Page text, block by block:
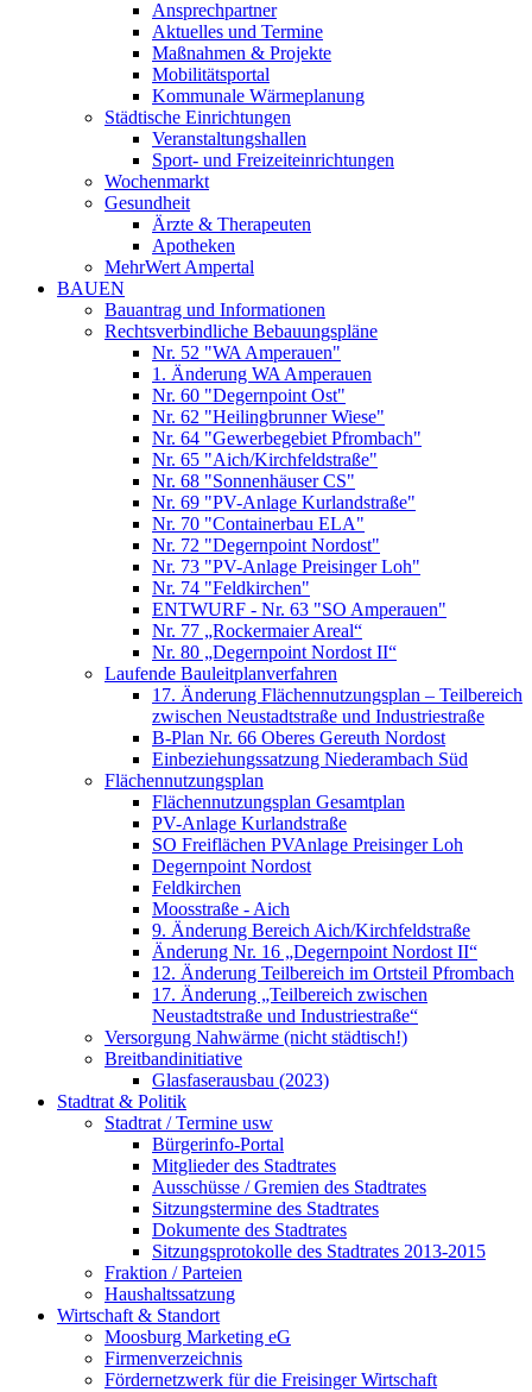
Ansprechpartner
Aktuelles und Termine
Maßnahmen & Projekte
Mobilitätsportal
Kommunale Wärmeplanung
Städtische Einrichtungen
Veranstaltungshallen
Sport- und Freizeiteinrichtungen
Wochenmarkt
Gesundheit
Ärzte & Therapeuten
Apotheken
MehrWert Ampertal
BAUEN
Bauantrag und Informationen
Rechtsverbindliche Bebauungspläne
Nr. 52 "WA Amperauen"
1. Änderung WA Amperauen
Nr. 60 "Degernpoint Ost"
Nr. 62 "Heilingbrunner Wiese"
Nr. 64 "Gewerbegebiet Pfrombach"
Nr. 65 "Aich/Kirchfeldstraße"
Nr. 68 "Sonnenhäuser CS"
Nr. 69 "PV-Anlage Kurlandstraße"
Nr. 70 "Containerbau ELA"
Nr. 72 "Degernpoint Nordost"
Nr. 73 "PV-Anlage Preisinger Loh"
Nr. 74 "Feldkirchen"
ENTWURF - Nr. 63 "SO Amperauen"
Nr. 77 „Rockermaier Areal“
Nr. 80 „Degernpoint Nordost II“
Laufende Bauleitplanverfahren
17. Änderung Flächennutzungsplan – Teilbereich
zwischen Neustadtstraße und Industriestraße
B-Plan Nr. 66 Oberes Gereuth Nordost
Einbeziehungssatzung Niederambach Süd
Flächennutzungsplan
Flächennutzungsplan Gesamtplan
PV-Anlage Kurlandstraße
SO Freiflächen PV­Anlage Preisinger Loh
Degernpoint Nordost
Feldkirchen
Moosstraße - Aich
9. Änderung Bereich Aich/Kirchfeldstraße
Änderung Nr. 16 „Degernpoint Nordost II“
12. Änderung Teilbereich im Ortsteil Pfrombach
17. Änderung „Teilbereich zwischen
Neustadtstraße und Industriestraße“
Versorgung Nahwärme (nicht städtisch!)
Breitbandinitiative
Glasfaserausbau (2023)
Stadtrat & Politik
Stadtrat / Termine usw
Bürgerinfo-Portal
Mitglieder des Stadtrates
Ausschüsse / Gremien des Stadtrates
Sitzungstermine des Stadtrates
Dokumente des Stadtrates
Sitzungsprotokolle des Stadtrates 2013-2015
Fraktion / Parteien
Haushaltssatzung
Wirtschaft & Standort
Moosburg Marketing eG
Firmenverzeichnis
Fördernetzwerk für die Freisinger Wirtschaft